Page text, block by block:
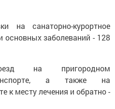
на санаторно-курортное
основных заболеваний - 128
на пригородном
а также на
к месту лечения и обратно -